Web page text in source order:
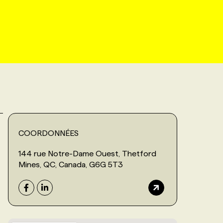
COORDONNÉES
144 rue Notre-Dame Ouest, Thetford
Mines, QC, Canada, G6G 5T3